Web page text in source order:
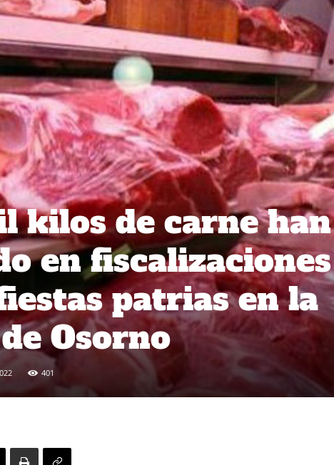
kilos de carne han
en fiscalizaciones
patrias en la
Osorno
401